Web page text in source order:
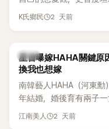
表示，當時選擇瀟灑放
K氏鄉民 2 天前
韓星
星首曝嫁HAHA關鍵原
換我也想嫁
南韓藝人HAHA（河東勳
年結婚，婚後育有兩子
國演藝圈公認的模範夫
江南美人 2 天前